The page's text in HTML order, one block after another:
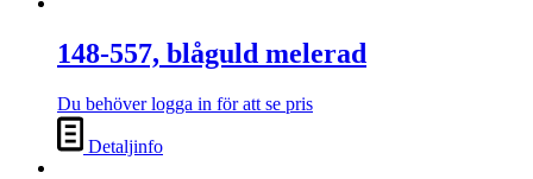
148-557, blåguld melerad
Du behöver logga in för att se pris
Detaljinfo